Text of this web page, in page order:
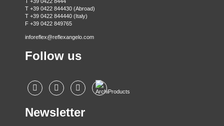
T +39 0422 844430 (Abroad)
T +39 0422 844440 (Italy)
F +39 0422 849765
inforeflex@reflexangelo.com
Follow us
Newsletter